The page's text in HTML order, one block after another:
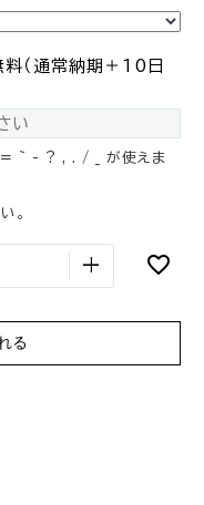
（通常納期＋10日
~ - ? , . / _ が使えま
。
+
る